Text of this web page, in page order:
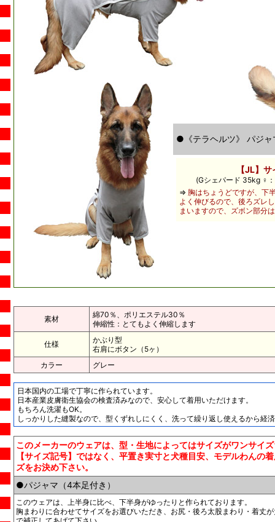
●《テラヘルツ》 パジ
【JL】サ
(Gシェパード 35kg ♀
⇒ 胸はちょうどですが、下
よく伸びるので、後ろズレ
まいますので、ズボン部分
素材
綿70％、ポリエステル30％
伸縮性：とてもよく伸縮します
仕様
かぶり型
右肩にボタン（5ヶ）
カラー
グレー
日本国内の工場で丁寧に作られています。
日本産業皮膚衛生協会の検査済みなので、安心して着用いただけます。
もちろん洗濯もOK。
しっかりした縫製なので、型くずれしにくく、洗って繰り返し使えるから経
このメーカーのウェアは、型・生地によってはサイズがワンサイ
【サイズ記号】ではなく、平置き実寸と犬種目安、モデルわんの
ズをお決め下さい。
●パジャマ（4本足付き）
このウェアは、上半身に比べ、下半身がゆったりと作られております。
胸まわりに合わせてサイズをお選びいただき、お尻・後ろ太股まわり・着丈